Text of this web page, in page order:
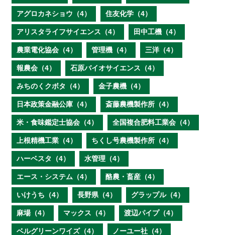
アグロカネショウ（4） 住友化学（4）
アリスタライフサイエンス（4） 田中工機（4）
農業電化協会（4） 管理機（4） 三洋（4）
報農会（4） 石原バイオサイエンス（4）
みちのくクボタ（4） 金子農機（4）
日本政策金融公庫（4） 斎藤農機製作所（4）
米・食味鑑定士協会（4） 全国複合肥料工業会（4）
上根精機工業（4） ちくし号農機製作所（4）
ハーベスタ（4） 水管理（4）
エース・システム（4） 酪農・畜産（4）
いけうち（4） 長野県（4） グラップル（4）
麻場（4） マックス（4） 渡辺パイプ（4）
ベルグリーンワイズ（4） ノーユー社（4）